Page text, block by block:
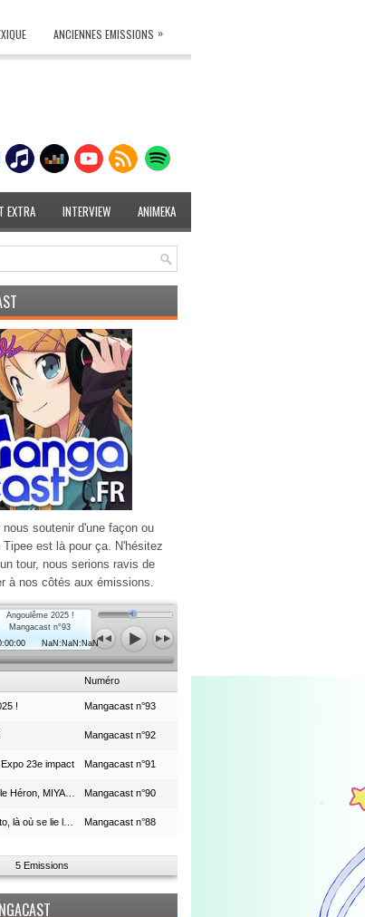
ANCIENNES EMISSIONS »
EXTRA INTERVIEW ANIMEKA
soutenir d'une façon ou
est là pour ça. N'hésitez
tour, nous serions ravis de
à nos côtés aux émissions.
Angoulême 2025 !
Mangacast n°93
NaN:NaN:NaN
Numéro
! Mangacast n°93
Mangacast n°92
23e impact Mangacast n°91
Mangacast n°90
Mangacast n°88
5 Emissions